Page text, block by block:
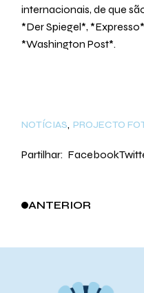
internacionais, de que
*Der Spiegel*,
*Washington Post*.
NOTÍCIAS PROJECTO
Partilhar: Facebook
ANTERIOR